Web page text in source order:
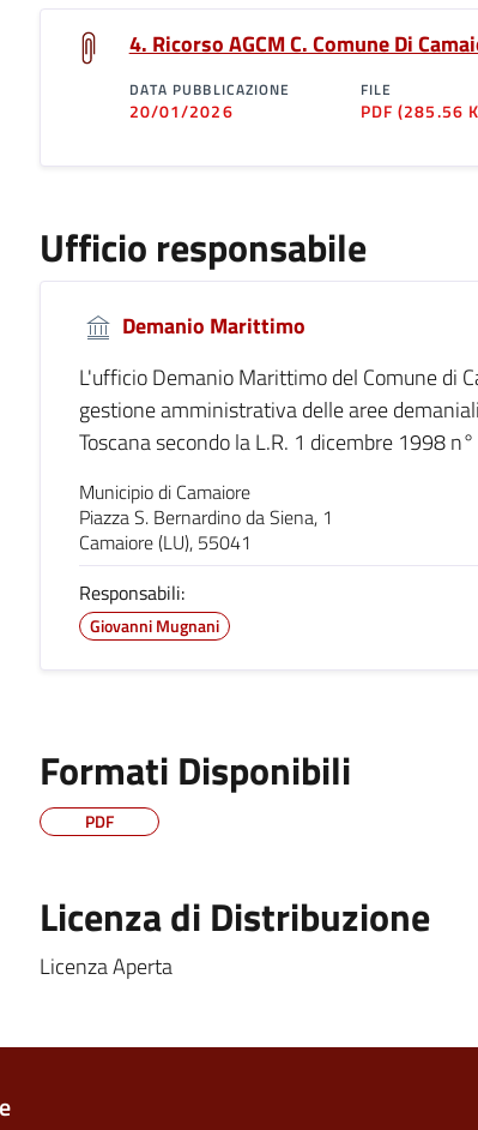
4. Ricorso AGCM C. Comune Di
DATA PUBBLICAZIONE
20/01/2026
FILE
PDF(285.56
Ufficio responsabile
Demanio Marittimo
L'ufficio Demanio Marittimo del Comune di
gestione amministrativa delle aree
Toscana secondo la L.R. 1 dicembre 1998
Municipio di Camaiore
Piazza S. Bernardino da Siena, 1
Camaiore (LU), 55041
Responsabili:
Giovanni Mugnani
Formati Disponibili
PDF
Licenza di Distribuzione
Licenza Aperta